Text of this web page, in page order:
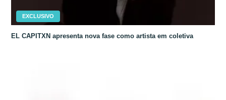
EXCLUSIVO
EL CAPITXN apresenta nova fase como artista em coletiva